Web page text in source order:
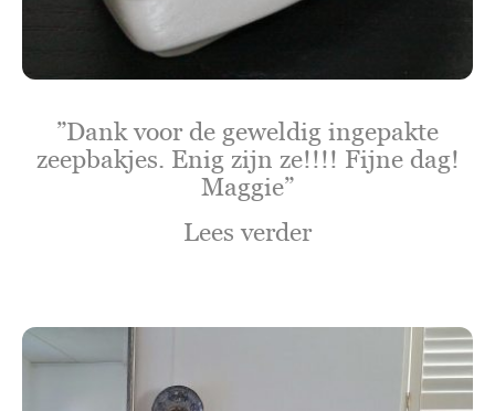
”Dank voor de geweldig ingepakte
zeepbakjes. Enig zijn ze!!!! Fijne dag!
Maggie”
Lees verder